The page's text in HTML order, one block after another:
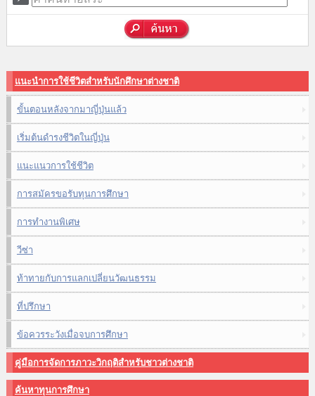
แนะนำการใช้ชีวิตสำหรับนักศึกษาต่างชาติ
ขั้นตอนหลังจากมาญี่ปุ่นแล้ว
เริ่มต้นดำรงชีวิตในญี่ปุ่น
แนะแนวการใช้ชีวิต
การสมัครขอรับทุนการศึกษา
การทำงานพิเศษ
วีซ่า
ท้าทายกับการแลกเปลี่ยนวัฒนธรรม
ที่ปรึกษา
ข้อควรระวังเมื่อจบการศึกษา
คู่มือการจัดการภาวะวิกฤติสำหรับชาวต่างชาติ
ค้นหาทุนการศึกษา